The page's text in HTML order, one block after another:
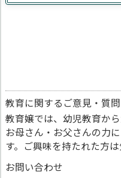
教育に関するご意見・質
教育嬢では、幼児教育か
お母さん・お父さんの力
す。ご興味を持たれた方
お問い合わせ